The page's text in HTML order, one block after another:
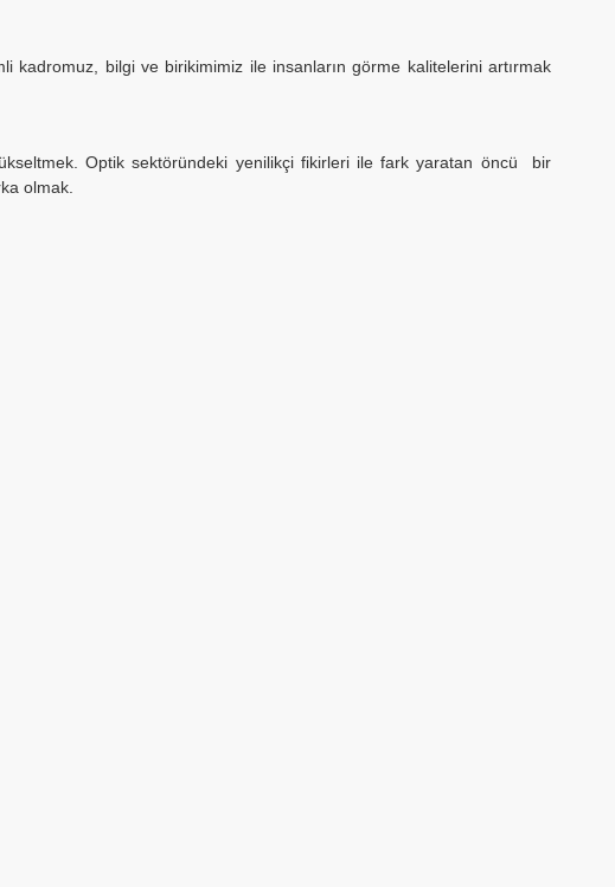
kadromuz, bilgi ve birikimimiz ile insanların görme kalitelerini artırmak
Optik sektöründeki yenilikçi fikirleri ile fark yaratan öncü bir
olmak.